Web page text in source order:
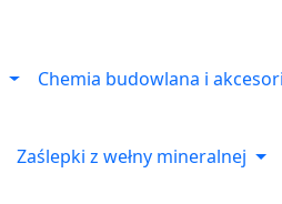
Chemia budowlana i
Zaślepki z wełny mineralnej